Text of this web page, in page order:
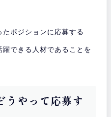
ポジションに応募する
できる人材であることを
うやって応募す